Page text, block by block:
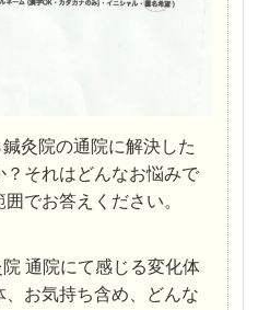
灸院の通院に解決した
それはどんなお悩みで
でお答えください。
通院にて感じる変化体
お気持ち含め、どんな